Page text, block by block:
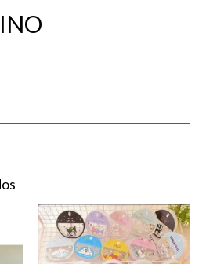
PERFUMERO
REDONDO
cantidad